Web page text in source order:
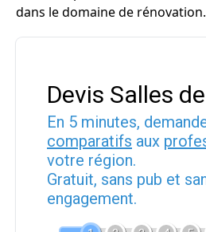
dans le domaine de rénovation.
Devis Salles
En 5 minutes,
comparatifs aux
votre région.
Gratuit, sans pub et
engagement.